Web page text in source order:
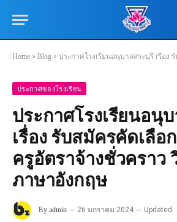
Home » Blog » ประกาศโรงเรียนอนุบาลสระบุรี เรื่อง รับสมัครคัดเลือกบุคคลเ
ประกาศของโรงเรียน
ประกาศโรงเรียนอนุ
เรื่อง รับสมัครคัดเลือ
ครูอัตราจ้างชั่วคราว
ภาษาอังกฤษ
By admin 26 มกราคม 2024 Updated: